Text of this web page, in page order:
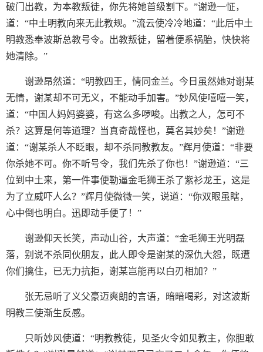
破门出教，为本教叛徒，你先将她首级割下。”谢逊一怔，
道：“中土明教向来无此教规。”流云使冷冷地道：“此后中土
明教悉奉波斯总教号令。出教叛徒，留着便系祸胎，快快将
她清除。”
谢逊昂然道：“明教四王，情同金兰。今日虽然她对谢某
无情，谢某却不可无义，不能动手加害。”妙风使嘻嘻一笑，
道：“中国人妈妈婆婆，有这么多啰唆。出教之人，怎可不
杀？这算是何等道理？当真奇哉怪也，莫名其妙矣！”谢逊
道：“谢某杀人不眨眼，却不杀同教教友。”辉月使道：“非要
你杀她不可。你不听号令，我们先杀了你也！”谢逊道：“三
位到中土来，第一件事便勒逼金毛狮王杀了紫衫龙王，这是
为了立威吓人么？”辉月使微微一笑，说道：“你双眼虽瞎，
心中倒也明白。迅即动手便了！”
谢逊仰天长笑，声动山谷，大声道：“金毛狮王光明磊
落，别说不杀同伙朋友，此人即令是谢某的深仇大怨，既遭
你们擒住，已无力抗拒，谢某岂能再以白刃相加？”
张无忌听了义父豪迈爽朗的言语，暗暗喝彩，对这波斯
明教三使渐生反感。
只听妙风使道：“明教教徒，见圣火令如见教主，你胆敢